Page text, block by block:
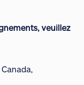
veuillez